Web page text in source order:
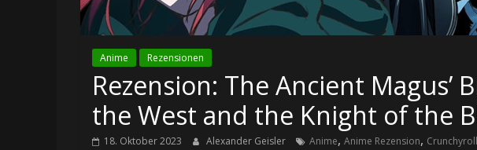
Anime Rezensionen
Rezension: The Ancient Magus’
the West and the Knight of the
18. Oktober 2023 Alexander Geisler Anime, Anime Rezension, Crunchyroll